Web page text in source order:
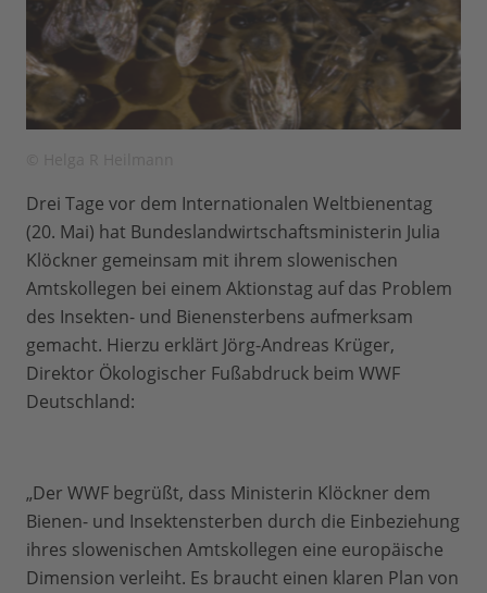
Drei Tage vor dem Internationalen Weltbienentag
(20. Mai) hat Bundeslandwirtschaftsministerin Julia
Klöckner gemeinsam mit ihrem slowenischen
Amtskollegen bei einem Aktionstag auf das Problem
des Insekten- und Bienensterbens aufmerksam
gemacht. Hierzu erklärt Jörg-Andreas Krüger,
Direktor Ökologischer Fußabdruck beim WWF
Deutschland:
„Der WWF begrüßt, dass Ministerin Klöckner dem
Bienen- und Insektensterben durch die Einbeziehung
ihres slowenischen Amtskollegen eine europäische
Dimension verleiht. Es braucht einen klaren Plan von